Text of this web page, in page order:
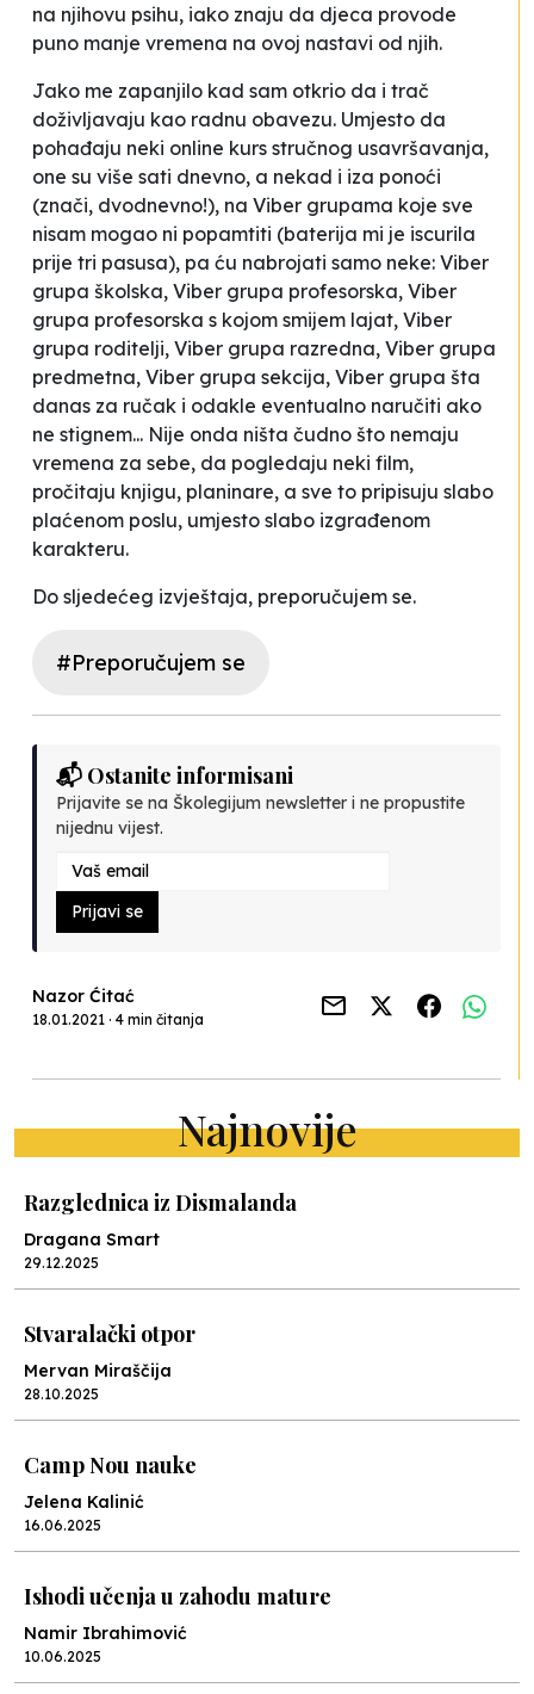
na njihovu psihu, iako znaju da djeca provode
puno manje vremena na ovoj nastavi od njih.
Jako me zapanjilo kad sam otkrio da i trač
doživljavaju kao radnu obavezu. Umjesto da
pohađaju neki online kurs stručnog usavršavanja,
one su više sati dnevno, a nekad i iza ponoći
(znači, dvodnevno!), na Viber grupama koje sve
nisam mogao ni popamtiti (baterija mi je iscurila
prije tri pasusa), pa ću nabrojati samo neke: Viber
grupa školska, Viber grupa profesorska, Viber
grupa profesorska s kojom smijem lajat, Viber
grupa roditelji, Viber grupa razredna, Viber grupa
predmetna, Viber grupa sekcija, Viber grupa šta
danas za ručak i odakle eventualno naručiti ako
ne stignem... Nije onda ništa čudno što nemaju
vremena za sebe, da pogledaju neki film,
pročitaju knjigu, planinare, a sve to pripisuju slabo
plaćenom poslu, umjesto slabo izgrađenom
karakteru.
Do sljedećeg izvještaja, preporučujem se.
#Preporučujem se
📬 Ostanite informisani
Prijavite se na Školegijum newsletter i ne propustite
nijednu vijest.
Prijavi se
Nazor Ćitać
18.01.2021 · 4 min čitanja
Najnovije
Razglednica iz Dismalanda
Dragana Smart
29.12.2025
Stvaralački otpor
Mervan Miraščija
28.10.2025
Camp Nou nauke
Jelena Kalinić
16.06.2025
Ishodi učenja u zahodu mature
Namir Ibrahimović
10.06.2025